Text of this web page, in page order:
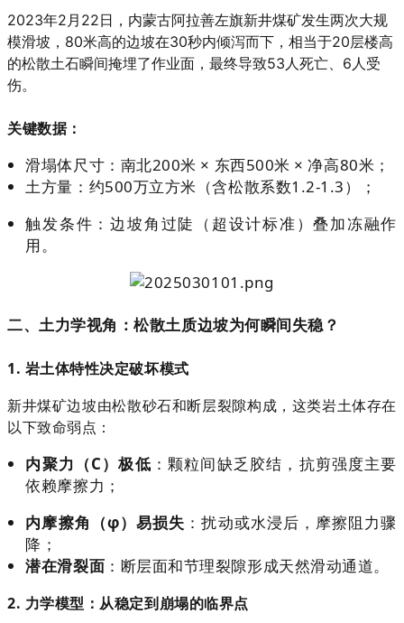
2023年2月22日，内蒙古阿拉善左旗新井煤矿发生两次大规
模滑坡，80米高的边坡在30秒内倾泻而下，相当于20层楼高
的松散土石瞬间掩埋了作业面，最终导致53人死亡、6人受
伤。
关键数据：
滑塌体尺寸：南北200米 × 东西500米 × 净高80米；
土方量：约500万立方米（含松散系数1.2-1.3）；
触发条件：边坡角过陡（超设计标准）叠加冻融作
用。
二、土力学视角：松散土质边坡为何瞬间失稳？
1. 岩土体特性决定破坏模式
新井煤矿边坡由松散砂石和断层裂隙构成，这类岩土体存在
以下致命弱点：
内聚力（C）极低 ：颗粒间缺乏胶结，抗剪强度主要
依赖摩擦力；
内摩擦角（φ）易损失 ：扰动或水浸后，摩擦阻力骤
降；
潜在滑裂面 ：断层面和节理裂隙形成天然滑动通道。
2. 力学模型：从稳定到崩塌的临界点